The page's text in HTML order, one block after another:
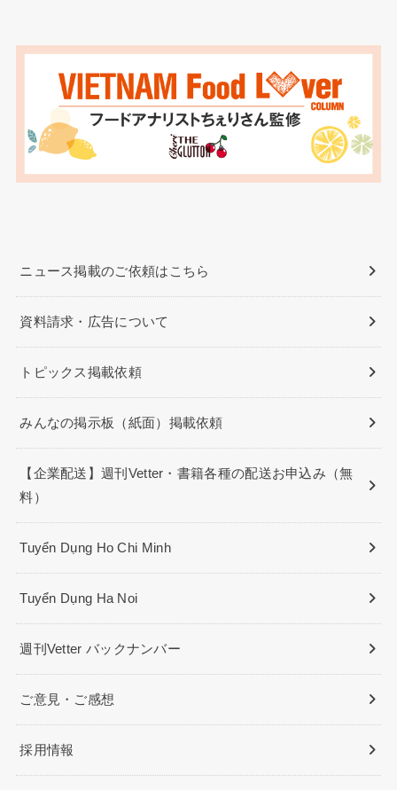
ニュース掲載のご依頼はこちら
資料請求・広告について
トピックス掲載依頼
みんなの掲示板（紙面）掲載依頼
【企業配送】週刊Vetter・書籍各種の配送お申込み（無
料）
Tuyển Dụng Ho Chi Minh
Tuyển Dụng Ha Noi
週刊Vetter バックナンバー
ご意見・ご感想
採用情報